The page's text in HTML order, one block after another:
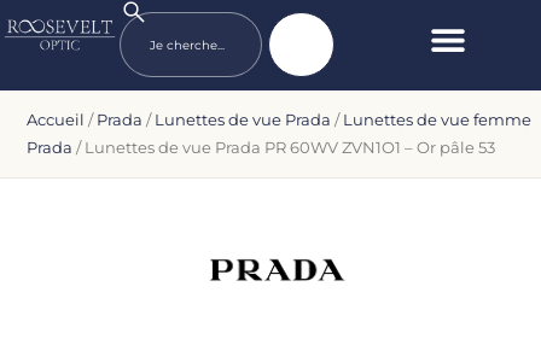
Accueil /Prada /Lunettes de vue Prada /Lunettes de vue femme
Prada / Lunettes de vue Prada PR 60WV ZVN1O1 – Or pâle 53